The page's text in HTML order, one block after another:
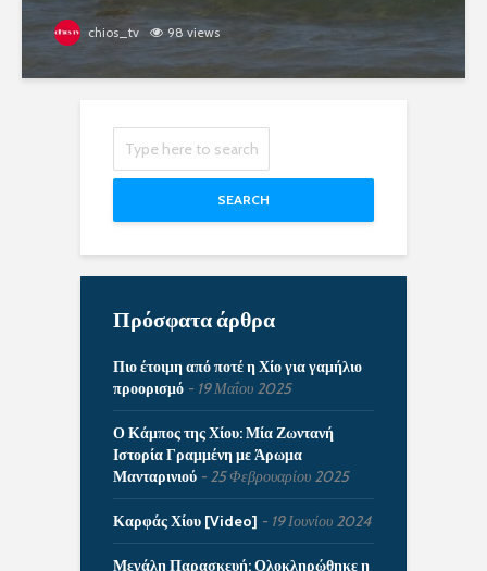
chios_tv 98 views
SEARCH
Πρόσφατα άρθρα
Πιο έτοιμη από ποτέ η Χίο για γαμήλιο
προορισμό
19 Μαΐου 2025
Ο Κάμπος της Χίου: Μία Ζωντανή
Ιστορία Γραμμένη με Άρωμα
Μανταρινιού
25 Φεβρουαρίου 2025
Καρφάς Χίου [Video] 19 Ιουνίου 2024
Μεγάλη Παρασκευή: Ολοκληρώθηκε η